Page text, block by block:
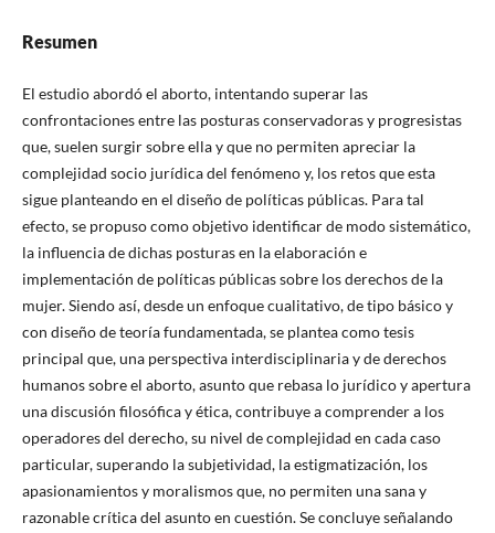
Resumen
El estudio abordó el aborto, intentando superar las
confrontaciones entre las posturas conservadoras y progresistas
que, suelen surgir sobre ella y que no permiten apreciar la
complejidad socio jurídica del fenómeno y, los retos que esta
sigue planteando en el diseño de políticas públicas. Para tal
efecto, se propuso como objetivo identificar de modo sistemático,
la influencia de dichas posturas en la elaboración e
implementación de políticas públicas sobre los derechos de la
mujer. Siendo así, desde un enfoque cualitativo, de tipo básico y
con diseño de teoría fundamentada, se plantea como tesis
principal que, una perspectiva interdisciplinaria y de derechos
humanos sobre el aborto, asunto que rebasa lo jurídico y apertura
una discusión filosófica y ética, contribuye a comprender a los
operadores del derecho, su nivel de complejidad en cada caso
particular, superando la subjetividad, la estigmatización, los
apasionamientos y moralismos que, no permiten una sana y
razonable crítica del asunto en cuestión. Se concluye señalando